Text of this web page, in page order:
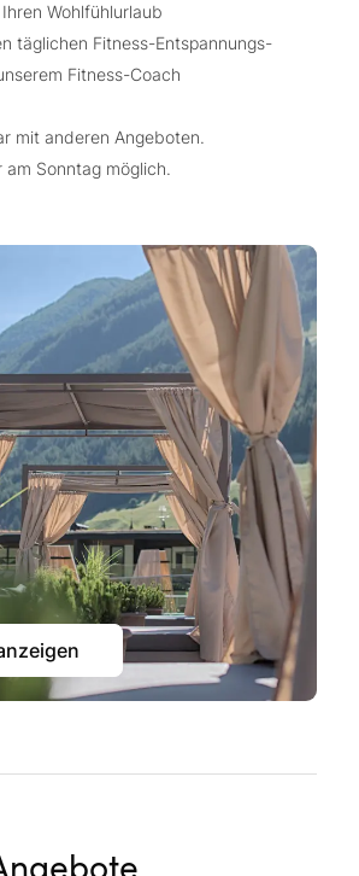
Wohlfühlurlaub
täglichen Fitness-Entspannungs-
Fitness-Coach
mit anderen Angeboten.
am Sonntag möglich.